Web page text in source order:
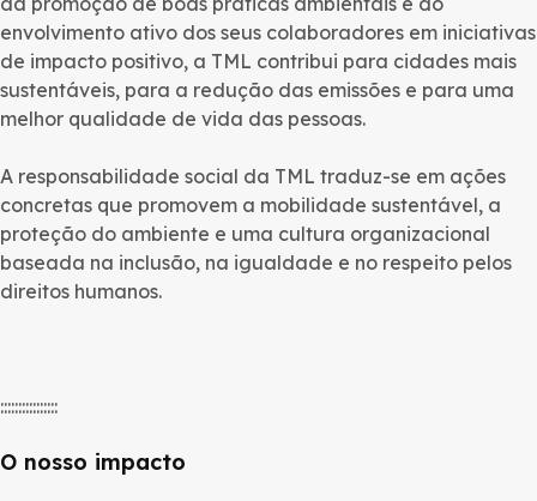
envolvimento ativo dos seus colaboradores em iniciativas
de impacto positivo, a TML contribui para cidades mais
sustentáveis, para a redução das emissões e para uma
melhor qualidade de vida das pessoas.
A responsabilidade social da TML traduz-se em ações
concretas que promovem a mobilidade sustentável, a
proteção do ambiente e uma cultura organizacional
baseada na inclusão, na igualdade e no respeito pelos
direitos humanos.
::::::::::::::::
O nosso impacto